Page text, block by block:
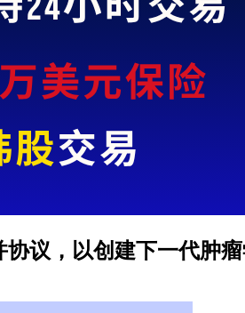
议，以创建下一代肿